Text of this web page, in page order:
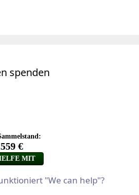
spenden
"We can help"?